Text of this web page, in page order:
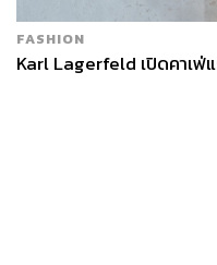
FASHION
Karl Lagerfeld เปิดคาเ